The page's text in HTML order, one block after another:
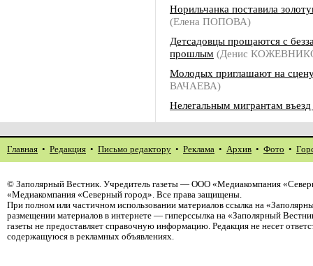
Норильчанка поставила
(Елена ПОПОВА)
Детсадовцы прощаются с
прошлым (Денис
Молодых приглашают на
ВАЧАЕВА)
Нелегальным мигрантам въезд
Главная • Редакция • Письмо редактору • Реклама • Архив • Фото •
© Заполярный Вестник. Учредитель газеты — ООО «Медиакомпания
«Медиакомпания «Северный город». Все права защищены.
При полном или частичном использовании материалов ссылка на
размещении материалов в интернете — гиперссылка на «Заполярный
газеты не предоставляет справочную информацию. Редакция не несет
содержащуюся в рекламных объявлениях.